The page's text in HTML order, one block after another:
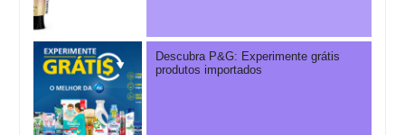
Descubra P&G: Experimente grátis
produtos importados